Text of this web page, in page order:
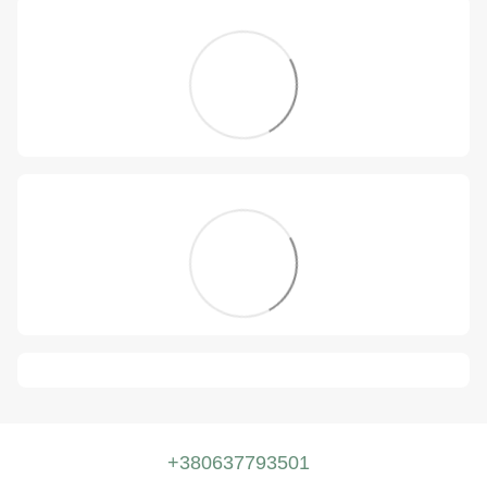
+380637793501